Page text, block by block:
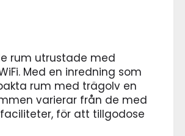
rum utrustade med
Med en inredning som
rum med trägolv en
varierar från de med
för att tillgodose